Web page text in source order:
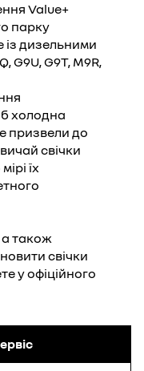
Value+
парку
із дизельними
G9U, G9T, M9R,
холодна
призвели до
свічки
їх
а також
свічки
у офіційного